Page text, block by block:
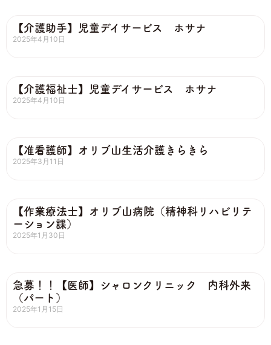
【介護助手】児童デイサービス ホサナ
2025年4月10日
【介護福祉士】児童デイサービス ホサナ
2025年4月10日
【准看護師】オリブ山生活介護きらきら
2025年3月11日
【作業療法士】オリブ山病院（精神科リハビリテ
ーション課）
2025年1月30日
急募！！【医師】シャロンクリニック 内科外来
（パート）
2025年1月15日